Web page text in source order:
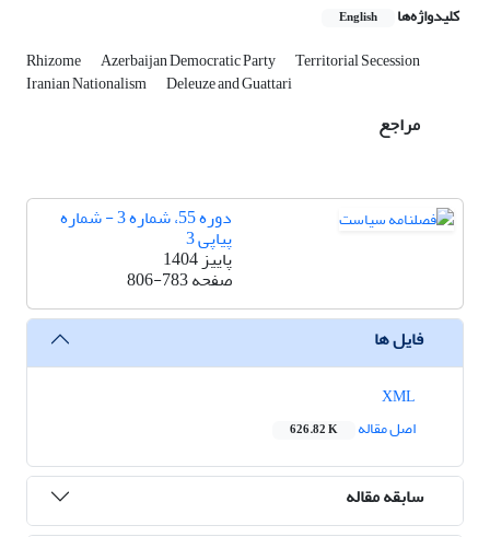
کلیدواژه‌ها English
Rhizome Azerbaijan Democratic Party Territorial Secession
Iranian Nationalism Deleuze and Guattari
مراجع
دوره 55، شماره 3 - شماره
پیاپی 3
پاییز 1404
صفحه806-783
فایل ها
اصل مقاله
626.82 K
سابقه مقاله